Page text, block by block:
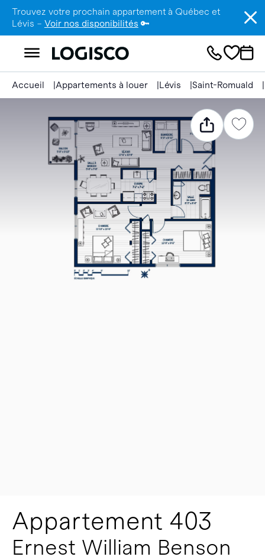
Trouvez votre prochain appartement à Québec et
Lévis – Voir nos disponibilités 🔑
Accueil Appartements à louer Lévis Saint-Romuald
Appartement 403
Ernest William Benson